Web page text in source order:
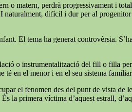
o matern, perdrà progressivament i
difícil i dur per al
El tema ha generat controvèrsia.
o instrumentalització del fill o filla
té en el menor i en el seu sistema
el fenomen des del punt de vista de
la primera víctima d’aquest estrall,